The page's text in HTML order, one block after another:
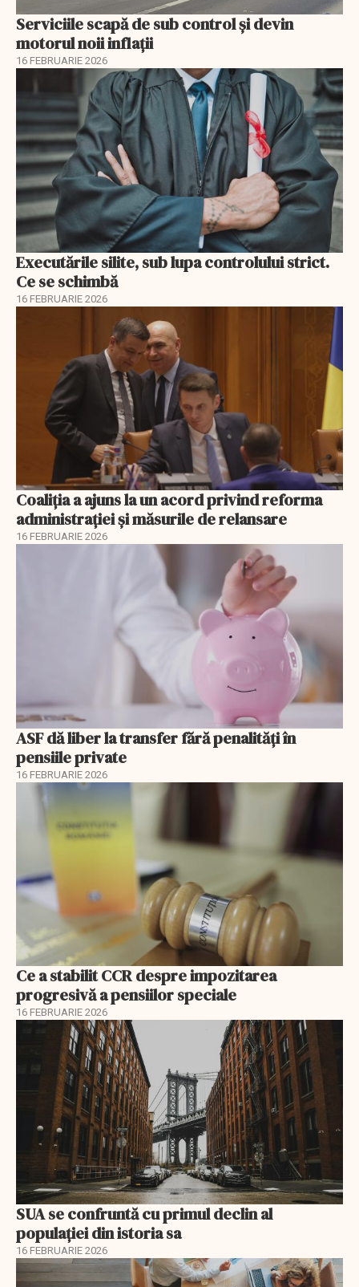
Serviciile scapă de sub control și devin
motorul noii inflații
16 FEBRUARIE 2026
Executările silite, sub lupa controlului strict.
Ce se schimbă
16 FEBRUARIE 2026
Coaliția a ajuns la un acord privind reforma
administrației și măsurile de relansare
16 FEBRUARIE 2026
ASF dă liber la transfer fără penalități în
pensiile private
16 FEBRUARIE 2026
Ce a stabilit CCR despre impozitarea
progresivă a pensiilor speciale
16 FEBRUARIE 2026
SUA se confruntă cu primul declin al
populației din istoria sa
16 FEBRUARIE 2026